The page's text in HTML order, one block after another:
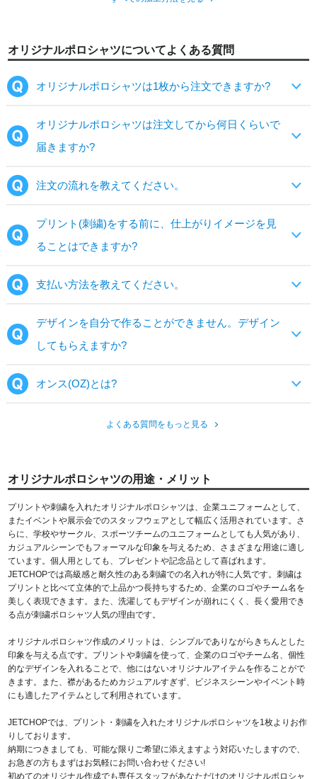
オリジナルポロシャツについてよくある質問
オリジナルポロシャツは1枚から注文できますか?
オリジナルポロシャツは注文してから何日くらいで
届きますか?
注文の流れを教えてください。
プリント(刺繍)をする前に、仕上がりイメージを見
ることはできますか?
支払い方法を教えてください。
デザインを自分で作ることができません。デザイン
してもらえますか?
オンス(OZ)とは?
よくある質問をもっと見る
オリジナルポロシャツの用途・メリット
プリントや刺繍を入れたオリジナルポロシャツは、企業ユニフォームとして、
またイベントや展示会でのスタッフウェアとして幅広く活用されています。さ
らに、学校やサークル、スポーツチームのユニフォームとしても人気があり、
カジュアルシーンでもフォーマルな印象を与えるため、さまざまな用途に適し
ています。個人用としても、プレゼントや記念品として喜ばれます。
JETCHOPでは高級感と耐久性のある刺繍での名入れが特に人気です。刺繍は
プリントと比べて立体的で上品かつ長持ちするため、企業のロゴやチーム名を
美しく表現できます。また、洗濯してもデザインが崩れにくく、長く愛用でき
る点が刺繍ポロシャツ人気の理由です。
オリジナルポロシャツ作成のメリットは、シンプルでありながらきちんとした
印象を与える点です。プリントや刺繍を使って、企業のロゴやチーム名、個性
的なデザインを入れることで、他にはないオリジナルアイテムを作ることがで
きます。また、襟があるためカジュアルすぎず、ビジネスシーンやイベント時
にも適したアイテムとして利用されています。
JETCHOPでは、プリント・刺繍を入れたオリジナルポロシャツを1枚よりお作
りしております。
納期につきましても、可能な限りご希望に添えますよう対応いたしますので、
お急ぎの方もまずはお気軽にお問い合わせください!
初めてのオリジナル作成でも専任スタッフがあなただけのオリジナルポロシャ